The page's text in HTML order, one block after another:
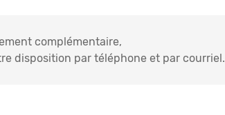
complémentaire,
disposition par téléphone et par courriel.